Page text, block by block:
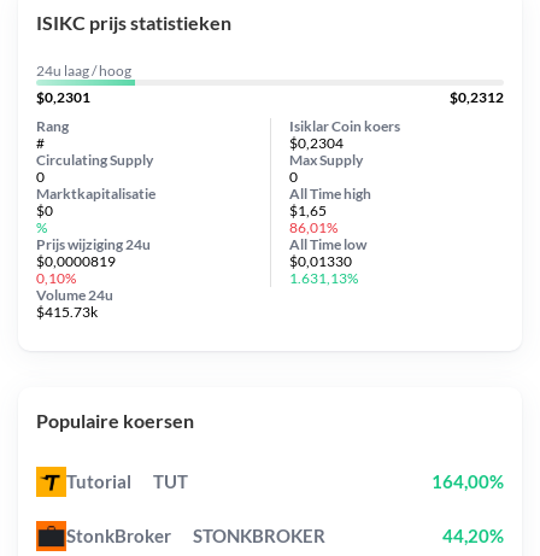
ISIKC prijs statistieken
24u laag / hoog
$0,2301
$0,2312
Isiklar Coin koers
$0,2304
Circulating Supply
0
Prijs wijziging 24u
$0,0000819
0,10%
Max Supply
0
Marktkapitalisatie
$0
%
Volume 24u
$415.73k
Rang
#
All Timehigh
$1,65
86,01%
All Time low
$0,01330
1.631,13%
Populaire koersen
Tutorial TUT 164,00%
StonkBroker STONKBROKER 44,20%